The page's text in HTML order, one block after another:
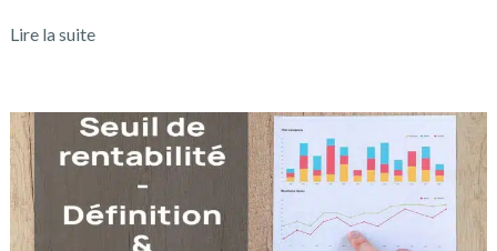
Lire la suite